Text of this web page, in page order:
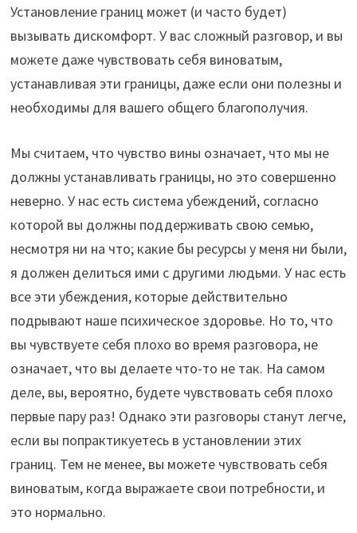
Установление границ может (и часто будет)
вызывать дискомфорт. У вас сложный разговор, и вы
можете даже чувствовать себя виноватым,
устанавливая эти границы, даже если они полезны и
необходимы для вашего общего благополучия.
Мы считаем, что чувство вины означает, что мы не
должны устанавливать границы, но это совершенно
неверно. У нас есть система убеждений, согласно
которой вы должны поддерживать свою семью,
несмотря ни на что; какие бы ресурсы у меня ни были,
я должен делиться ими с другими людьми. У нас есть
все эти убеждения, которые действительно
подрывают наше психическое здоровье. Но то, что
вы чувствуете себя плохо во время разговора, не
означает, что вы делаете что-то не так. На самом
деле, вы, вероятно, будете чувствовать себя плохо
первые пару раз! Однако эти разговоры станут легче,
если вы попрактикуетесь в установлении этих
границ. Тем не менее, вы можете чувствовать себя
виноватым, когда выражаете свои потребности, и
это нормально.